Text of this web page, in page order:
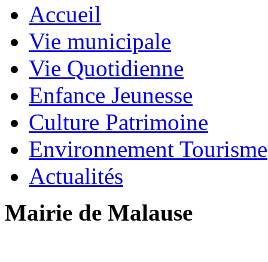
Accueil
Vie municipale
Vie Quotidienne
Enfance Jeunesse
Culture Patrimoine
Environnement Tourisme
Actualités
Mairie de Malause